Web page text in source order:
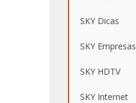
SKY Dicas
SKY Empresas
SKY HDTV
SKY Internet